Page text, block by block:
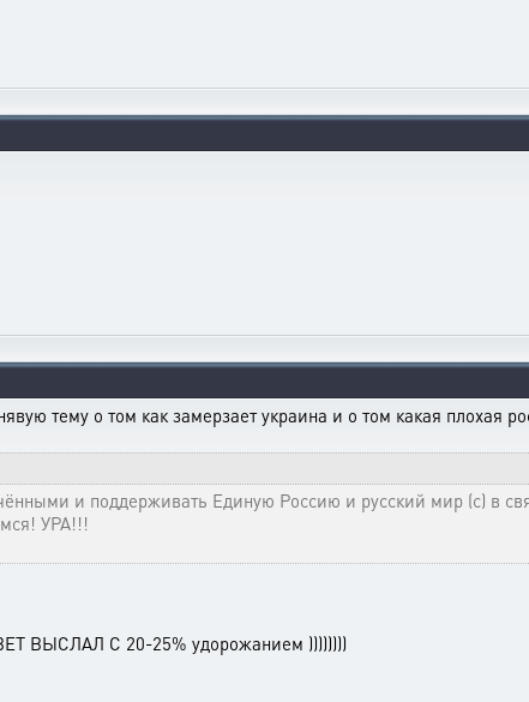
тему о том как замерзает украина и о том какая плохая
и поддерживать Единую Россию и русский мир (с) в
УРА!!!
ВЫСЛАЛ С 20-25% удорожанием ))))))))